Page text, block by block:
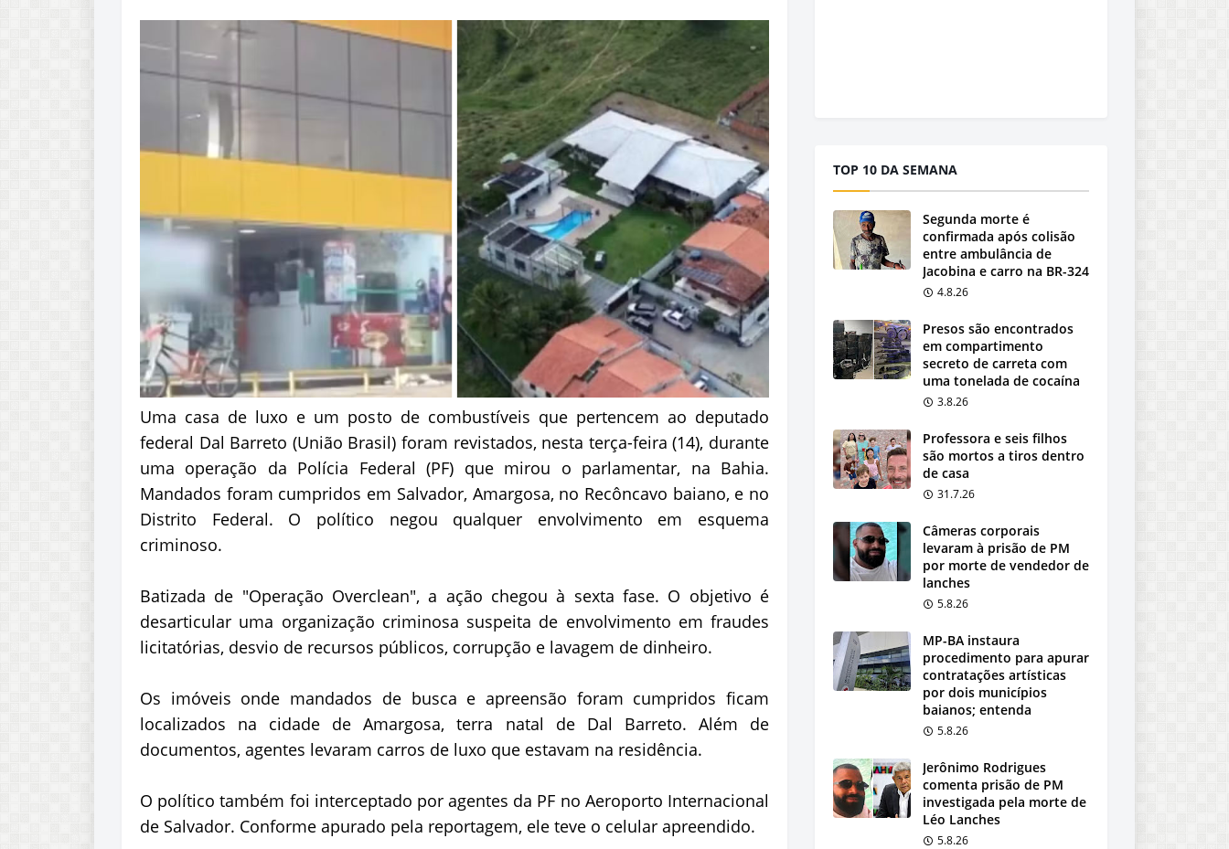
Uma casa de luxo e um posto de combustíveis que pertencem ao deputado
federal Dal Barreto (União Brasil) foram revistados, nesta terça-feira (14), durante
uma operação da Polícia Federal (PF) que mirou o parlamentar, na Bahia.
Mandados foram cumpridos em Salvador, Amargosa, no Recôncavo baiano, e no
Distrito Federal. O político negou qualquer envolvimento em esquema
criminoso.
Batizada de "Operação Overclean", a ação chegou à sexta fase. O objetivo é
desarticular uma organização criminosa suspeita de envolvimento em fraudes
licitatórias, desvio de recursos públicos, corrupção e lavagem de dinheiro.
Os imóveis onde mandados de busca e apreensão foram cumpridos ficam
localizados na cidade de Amargosa, terra natal de Dal Barreto. Além de
documentos, agentes levaram carros de luxo que estavam na residência.
O político também foi interceptado por agentes da PF no Aeroporto Internacional
de Salvador. Conforme apurado pela reportagem, ele teve o celular apreendido.
TOP 10 DA SEMANA
Segunda morte é
confirmada após colisão
entre ambulância de
Jacobina e carro na BR-324
4.8.26
Presos são encontrados
em compartimento
secreto de carreta com
uma tonelada de cocaína
3.8.26
Professora e seis filhos
são mortos a tiros dentro
de casa
31.7.26
Câmeras corporais
levaram à prisão de PM
por morte de vendedor de
lanches
5.8.26
MP-BA instaura
procedimento para apurar
contratações artísticas
por dois municípios
baianos; entenda
5.8.26
Jerônimo Rodrigues
comenta prisão de PM
investigada pela morte de
Léo Lanches
5.8.26